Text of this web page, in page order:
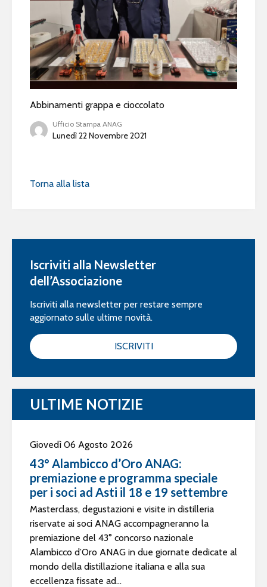
Abbinamenti grappa e cioccolato
Ufficio Stampa ANAG
Lunedì 22 Novembre 2021
Torna alla lista
Iscriviti alla Newsletter
dell’Associazione
Iscriviti alla newsletter per restare sempre
aggiornato sulle ultime novità.
ISCRIVITI
ULTIME NOTIZIE
Giovedì 06 Agosto 2026
43° Alambicco d’Oro ANAG:
premiazione e programma speciale
per i soci ad Asti il 18 e 19 settembre
Masterclass, degustazioni e visite in distilleria
riservate ai soci ANAG accompagneranno la
premiazione del 43° concorso nazionale
Alambicco d’Oro ANAG in due giornate dedicate al
mondo della distillazione italiana e alla sua
eccellenza fissate ad...